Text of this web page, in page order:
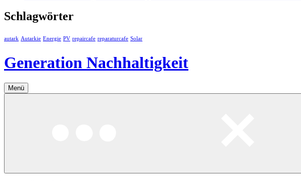
Schlagwörter
autark Autarkie Energie PV repaircafe reparaturcafe Solar
Generation Nachhaltigkeit
Menü